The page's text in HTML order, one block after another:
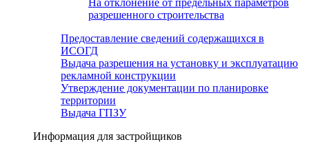
На отклонение от предельных параметров
разрешенного строительства
Предоставление сведений содержащихся в
ИСОГД
Выдача разрешения на установку и эксплуатацию
рекламной конструкции
Утверждение документации по планировке
территории
Выдача ГПЗУ
Информация для застройщиков